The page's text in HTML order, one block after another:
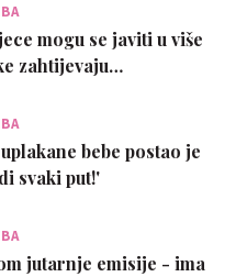
mogu se javiti u više
zahtijevaju…
bebe postao je
svaki put!'
jutarnje emisije - ima